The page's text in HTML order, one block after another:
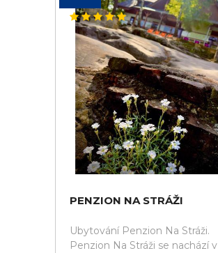
PENZION NA STRÁŽI
Ubytování Penzion Na Stráži.
Penzion Na Stráži se nachází v